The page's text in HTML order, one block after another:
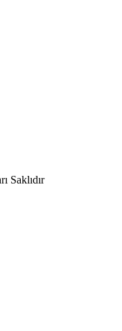
Saklıdır